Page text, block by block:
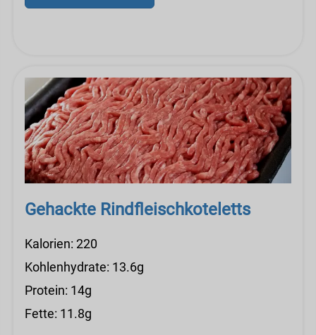
Gehackte Rindfleischkoteletts
Kalorien: 220
Kohlenhydrate: 13.6g
Protein: 14g
Fette: 11.8g